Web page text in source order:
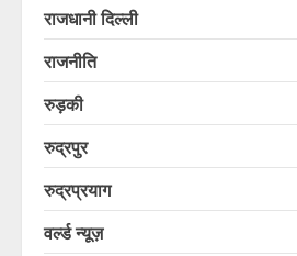
राजधानी दिल्ली
राजनीति
रुड़की
रुद्रपुर
रुद्रप्रयाग
वर्ल्ड न्यूज़
जनगणना 2027
में 1 सितंबर से शुरू
August 6, 2026
उत्तराखंड में भारी
जिलों में तेज
प्रशासन ने जारी